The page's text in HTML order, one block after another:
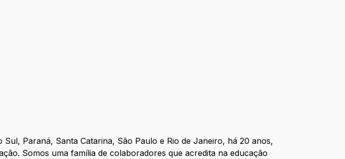
Paraná, Santa Catarina, São Paulo e Rio de Janeiro, há 20 anos,
Somos uma família de colaboradores que acredita na educação